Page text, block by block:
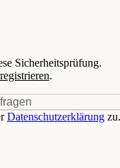
Sicherheitsprüfung.
.
Datenschutzerklärung zu.